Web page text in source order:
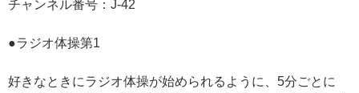
チャンネル番号：J-42
●ラジオ体操第1
好きなときにラジオ体操が始められるように、5分ごとに